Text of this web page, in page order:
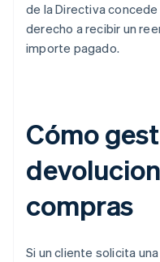
de la Directiva
derecho a recibir un
importe pagado.
Cómo
compras
Si un cliente solicita